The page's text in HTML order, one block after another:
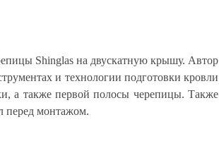
Shinglas на двускатную крышу. Автор
и технологии подготовки кровли
а также первой полосы черепицы. Также
перед монтажом.